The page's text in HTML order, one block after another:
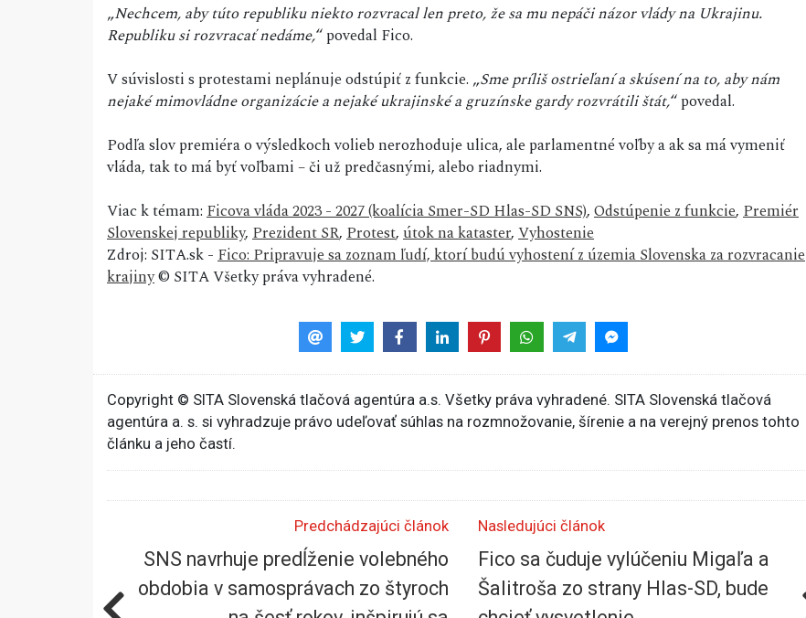
„Nechcem, aby túto republiku niekto rozvracal len preto, že sa mu nepáči názor vlády na Ukrajinu.
Republiku si rozvracať nedáme,“ povedal Fico.
V súvislosti s protestami neplánuje odstúpiť z funkcie. „Sme príliš ostrieľaní a skúsení na to, aby nám
nejaké mimovládne organizácie a nejaké ukrajinské a gruzínske gardy rozvrátili štát,“ povedal.
Podľa slov premiéra o výsledkoch volieb nerozhoduje ulica, ale parlamentné voľby a ak sa má vymeniť
vláda, tak to má byť voľbami – či už predčasnými, alebo riadnymi.
Viac k témam:Ficova vláda 2023 - 2027 (koalícia Smer-SD Hlas-SD SNS),Odstúpenie z funkcie,Premiér
Slovenskej republiky,Prezident SR,Protest,útok na kataster,Vyhostenie
Zdroj: SITA.sk -Fico: Pripravuje sa zoznam ľudí, ktorí budú vyhostení z územia Slovenska za rozvracanie
krajiny© SITA Všetky práva vyhradené.
Copyright © SITA Slovenská tlačová agentúra a.s. Všetky práva vyhradené. SITA Slovenská tlačová
agentúra a. s. si vyhradzuje právo udeľovať súhlas na rozmnožovanie, šírenie a na verejný prenos tohto
článku a jeho častí.
Predchádzajúci článok
SNS navrhuje predĺženie volebného
obdobia v samosprávach zo štyroch
Nasledujúci článok
Fico sa čuduje vylúčeniu Migaľa a
Šalitroša zo strany Hlas-SD, bude